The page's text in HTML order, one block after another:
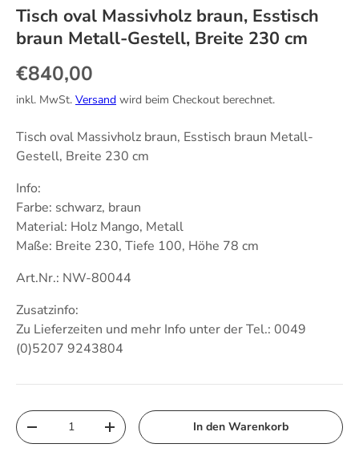
Tisch oval Massivholz braun, Esstisch
braun Metall-Gestell, Breite 230 cm
Normaler Preis
€840,00
inkl. MwSt. Versand wird beim Checkout berechnet.
Tisch oval Massivholz braun, Esstisch braun Metall-
Gestell, Breite 230 cm
Info:
Farbe: schwarz, braun
Material: Holz Mango, Metall
Maße: Breite 230, Tiefe 100, Höhe 78 cm
Art.Nr.: NW-80044
Zusatzinfo:
Zu Lieferzeiten und mehr Info unter der Tel.: 0049
(0)5207 9243804
Anzahl
Menge verringernMenge erhöhen In den Warenkorb